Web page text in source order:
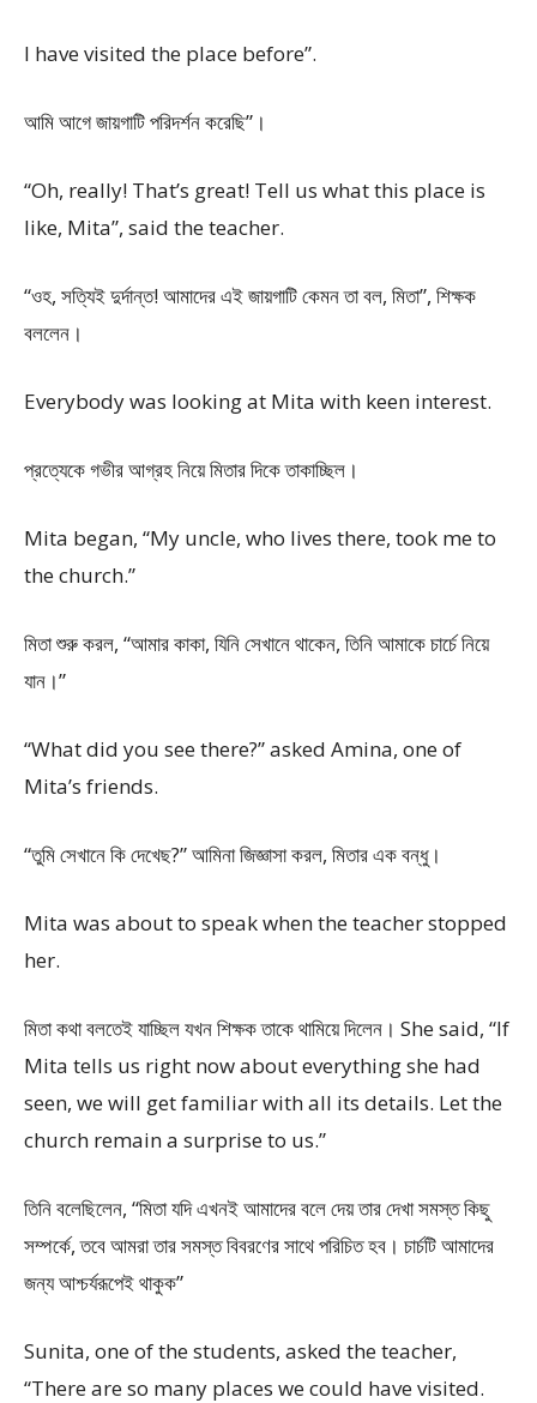
I have visited the place before”.
আমি আগে জায়গাটি পরিদর্শন করেছি”।
“Oh, really! That’s great! Tell us what this place is
like, Mita”, said the teacher.
“ওহ, সত্যিই দুর্দান্ত! আমাদের এই জায়গাটি কেমন তা বল, মিতা”, শিক্ষক
বললেন।
Everybody was looking at Mita with keen interest.
প্রত্যেকে গভীর আগ্রহ নিয়ে মিতার দিকে তাকাচ্ছিল।
Mita began, “My uncle, who lives there, took me to
the church.”
মিতা শুরু করল, “আমার কাকা, যিনি সেখানে থাকেন, তিনি আমাকে চার্চে নিয়ে
যান।”
“What did you see there?” asked Amina, one of
Mita’s friends.
“তুমি সেখানে কি দেখেছ?” আমিনা জিজ্ঞাসা করল, মিতার এক বন্ধু।
Mita was about to speak when the teacher stopped
her.
মিতা কথা বলতেই যাচ্ছিল যখন শিক্ষক তাকে থামিয়ে দিলেন। She said, “If
Mita tells us right now about everything she had
seen, we will get familiar with all its details. Let the
church remain a surprise to us.”
তিনি বলেছিলেন, “মিতা যদি এখনই আমাদের বলে দেয় তার দেখা সমস্ত কিছু
সম্পর্কে, তবে আমরা তার সমস্ত বিবরণের সাথে পরিচিত হব। চার্চটি আমাদের
জন্য আশ্চর্যরূপেই থাকুক”
Sunita, one of the students, asked the teacher,
“There are so many places we could have visited.